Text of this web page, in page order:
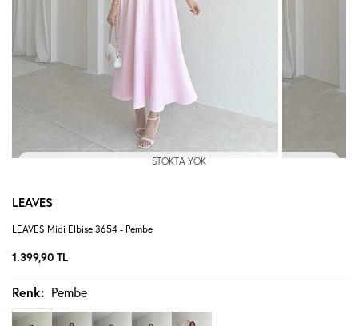
STOKTA YOK
LEAVES
LEAVES Midi Elbise 3654 - Pembe
1.399,90 TL
Renk: Pembe